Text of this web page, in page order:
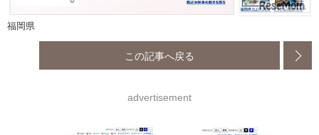
福岡県
この記事へ戻る
advertisement